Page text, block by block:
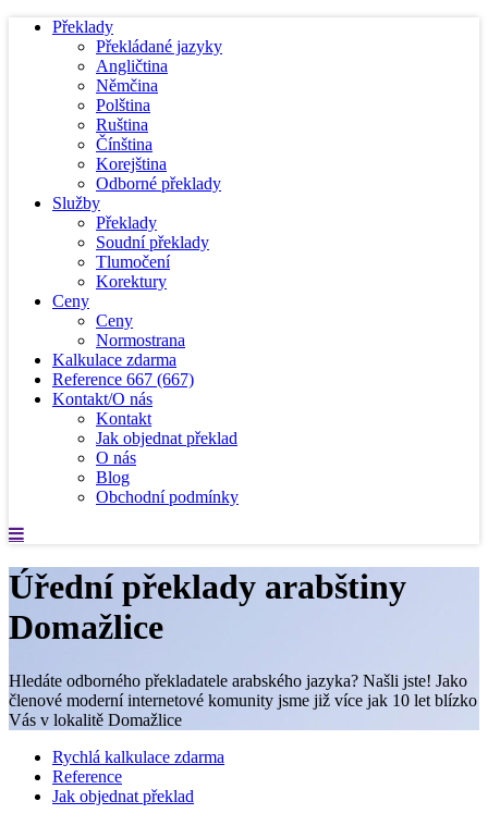
Překlady
Překládané jazyky
Angličtina
Němčina
Polština
Ruština
Čínština
Korejština
Odborné překlady
Služby
Překlady
Soudní překlady
Tlumočení
Korektury
Ceny
Ceny
Normostrana
Kalkulace zdarma
Reference 667 (667)
Kontakt/O nás
Kontakt
Jak objednat překlad
O nás
Blog
Obchodní podmínky
Úřední překlady arabštiny
Domažlice
Hledáte odborného překladatele arabského jazyka? Našli jste! Jako
členové moderní internetové komunity jsme již více jak 10 let blízko
Vás v lokalitě Domažlice
Rychlá kalkulace zdarma
Reference
Jak objednat překlad